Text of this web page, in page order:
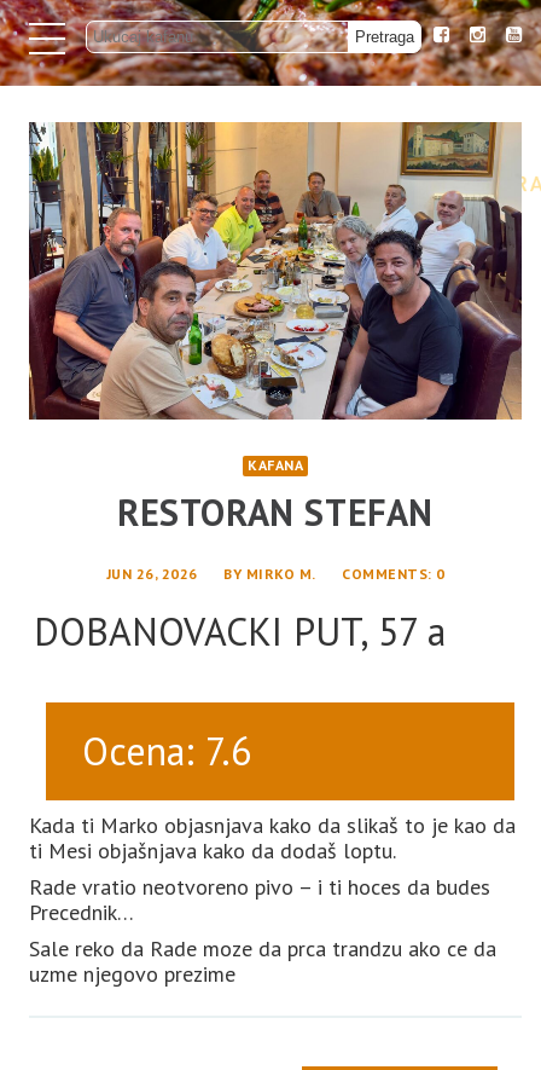
KAFANA
RESTORAN STEFAN
JUN 26, 2026 BY MIRKO M. COMMENTS: 0
DOBANOVACKI PUT, 57 a
Ocena: 7.6
Kada ti Marko objasnjava kako da slikaš to je kao da
ti Mesi objašnjava kako da dodaš loptu.
Rade vratio neotvoreno pivo – i ti hoces da budes
Precednik…
Sale reko da Rade moze da prca trandzu ako ce da
uzme njegovo prezime